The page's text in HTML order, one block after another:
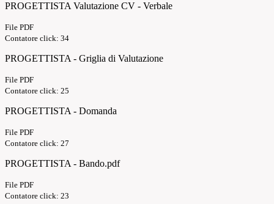
PROGETTISTA Valutazione CV - Verbale
File PDF
Contatore click: 34
PROGETTISTA - Griglia di Valutazione
File PDF
Contatore click: 25
PROGETTISTA - Domanda
File PDF
Contatore click: 27
PROGETTISTA - Bando.pdf
File PDF
Contatore click: 23